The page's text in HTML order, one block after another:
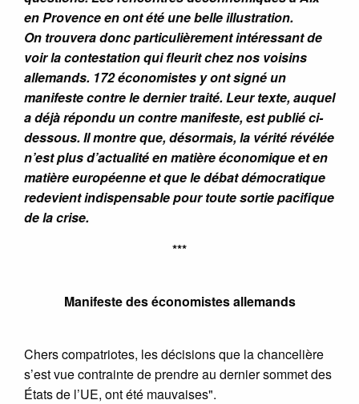
en Provence en ont été une belle illustration.
On trouvera donc particulièrement intéressant de
voir la contestation qui fleurit chez nos voisins
allemands. 172 économistes y ont signé un
manifeste contre le dernier traité. Leur texte, auquel
a déjà répondu un contre manifeste, est publié ci-
dessous. Il montre que, désormais, la vérité révélée
n’est plus d’actualité en matière économique et en
matière européenne et que le débat démocratique
redevient indispensable pour toute sortie pacifique
de la crise.
***
Manifeste des économistes allemands
Chers compatriotes, les décisions que la chancelière
s’est vue contrainte de prendre au dernier sommet des
États de l’UE, ont été mauvaises".